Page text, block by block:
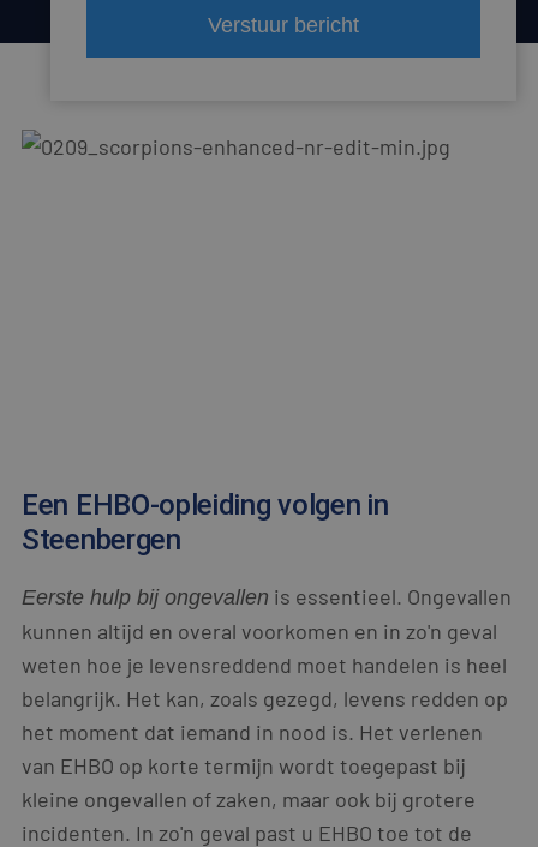
Verstuur bericht
Een EHBO-opleiding volgen in
Steenbergen
Eerste hulp bij ongevallen is essentieel. Ongevallen
kunnen altijd en overal voorkomen en in zo'n geval
weten hoe je levensreddend moet handelen is heel
belangrijk. Het kan, zoals gezegd, levens redden op
het moment dat iemand in nood is. Het verlenen
van EHBO op korte termijn wordt toegepast bij
kleine ongevallen of zaken, maar ook bij grotere
incidenten. In zo'n geval past u EHBO toe tot de